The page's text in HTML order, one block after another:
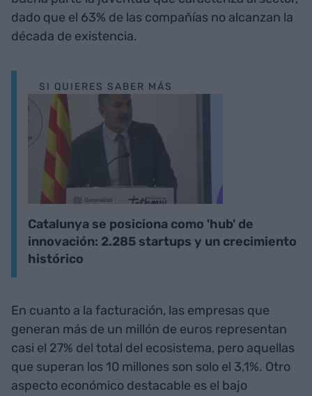
dado que el 63% de las compañías no alcanzan la
década de existencia.
SI QUIERES SABER MÁS
Catalunya se posiciona como 'hub' de
innovación: 2.285 startups y un crecimiento
histórico
En cuanto a la facturación, las empresas que
generan más de un millón de euros representan
casi el 27% del total del ecosistema, pero aquellas
que superan los 10 millones son solo el 3,1%. Otro
aspecto económico destacable es el bajo